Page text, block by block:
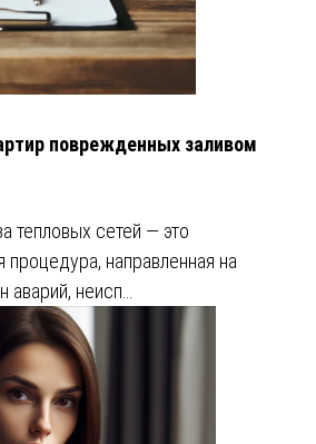
поврежденных заливом
тепловых сетей — это
процедура, направленная на
аварий, неисп…